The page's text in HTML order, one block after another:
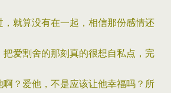
，就算没有在一起，相信那份感情还
爱割舍的那刻真的很想自私点，完
？爱他，不是应该让他幸福吗？所